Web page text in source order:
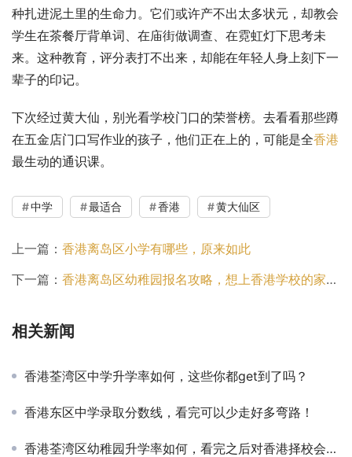
种扎进泥土里的生命力。它们或许产不出太多状元，却教会
学生在茶餐厅背单词、在庙街做调查、在霓虹灯下思考未
来。这种教育，评分表打不出来，却能在年轻人身上刻下一
辈子的印记。
下次经过黄大仙，别光看学校门口的荣誉榜。去看看那些蹲
在五金店门口写作业的孩子，他们正在上的，可能是全香港
最生动的通识课。
中学 最适合 香港 黄大仙区
上一篇： 香港离岛区小学有哪些，原来如此
下一篇： 香港离岛区幼稚园报名攻略，想上香港学校的家长看过来吧！
相关新闻
香港荃湾区中学升学率如何，这些你都get到了吗？
香港东区中学录取分数线，看完可以少走好多弯路！
香港荃湾区幼稚园升学率如何，看完之后对香港择校会有更全面的认知！